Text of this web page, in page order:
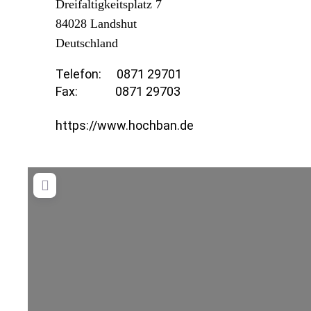
Dreifaltigkeitsplatz 7
84028 Landshut
Deutschland
Telefon:
0871 29701
Fax:
0871 29703
https://www.hochban.de